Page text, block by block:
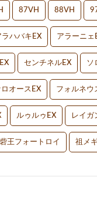
87VH 88VH
ラハバキEX アラーニェ
センチネルEX ソ
ロオースEX フォルネウ
ルゥルゥEX レイガ
砦王フォートロイ 祖メ